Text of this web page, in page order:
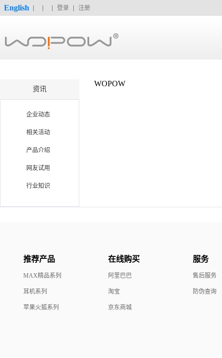
English 登录 注册
资讯
企业动态
相关活动
产品介绍
网友试用
行业知识
WOPOW
推荐产品
MAX精品系列
耳机系列
苹果火狐系列
在线购买
阿里巴巴
淘宝
京东商城
服务
售后服务
防伪查询